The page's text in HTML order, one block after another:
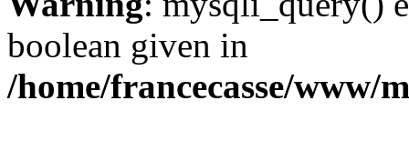
boolean given in
/home/francecasse/www/